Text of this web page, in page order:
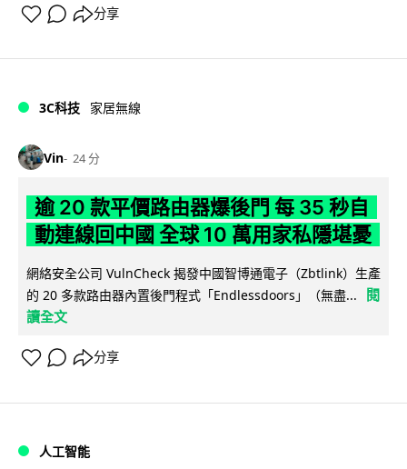
分享
3C科技 家居無線
Vin 24 分
逾 20 款平價路由器爆後門 每 35 秒自
動連線回中國 全球 10 萬用家私隱堪憂
網絡安全公司 VulnCheck 揭發中國智博通電子（Zbtlink）生產
的 20 多款路由器內置後門程式「Endlessdoors」（無盡...
閱
讀全文
分享
人工智能